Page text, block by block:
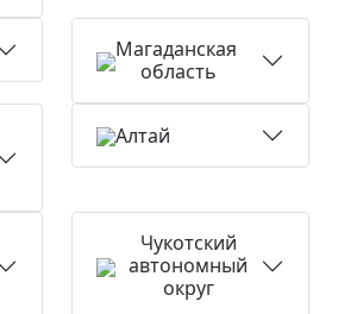
Магаданская
область
Алтай
Чукотский
автономный
округ